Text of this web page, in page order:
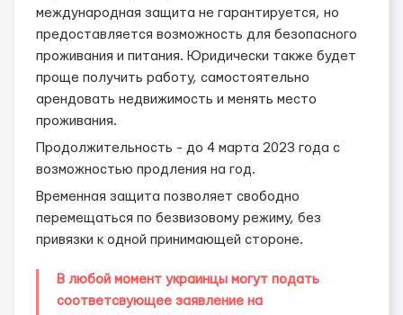
международная защита не гарантируется, но
предоставляется возможность для безопасного
проживания и питания. Юридически также будет
проще получить работу, самостоятельно
арендовать недвижимость и менять место
проживания.
Продолжительность - до 4 марта 2023 года с
возможностью продления на год.
Временная защита позволяет свободно
перемещаться по безвизовому режиму, без
привязки к одной принимающей стороне.
В любой момент украинцы могут подать
соответсвующее заявление на